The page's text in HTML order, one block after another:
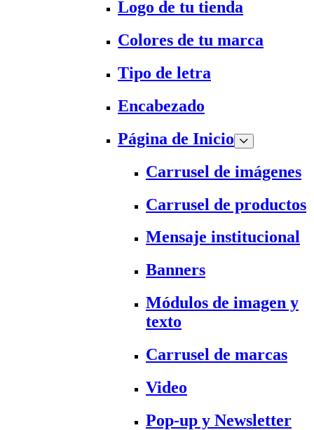
Logo de tu tienda
Colores de tu marca
Tipo de letra
Encabezado
Página de Inicio
Carrusel de imágenes
Carrusel de productos
Mensaje institucional
Banners
Módulos de imagen y
texto
Carrusel de marcas
Video
Pop-up y Newsletter